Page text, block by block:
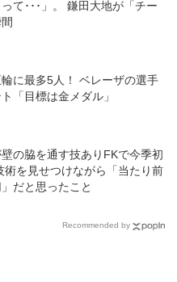
◎J１開幕戦
って･･･」。 鎌田大地が「チー
輪に最多5人！ ベレーザの選手
「目標は金メダル」
壁の脇を通す技ありFKで今季初
術を見せつけながら「当たり前
だと思ったこと
Recommended by